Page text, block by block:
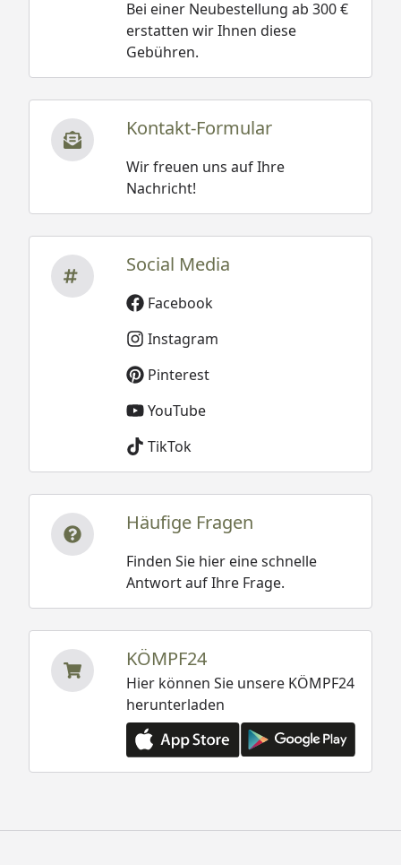
Bei einer Neubestellung ab 300 €
erstatten wir Ihnen diese
Gebühren.
Kontakt-Formular
Wir freuen uns auf Ihre
Nachricht!
Social Media
Facebook
Instagram
Pinterest
YouTube
TikTok
Häufige Fragen
Finden Sie hier eine schnelle
Antwort auf Ihre Frage.
KÖMPF24
Hier können Sie unsere KÖMPF24
herunterladen